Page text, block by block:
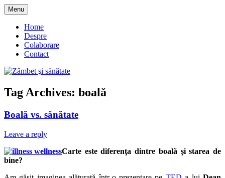
Skip
to
content
Zâmbet şi sănătate
Menu
Home
Despre
Colaborare
Contact
Tag Archives: boală
Boală vs. sănătate
Leave a reply
Carte este diferenţa dintre boală şi starea de
bine?